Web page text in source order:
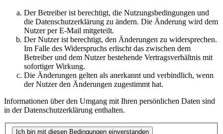
Der Betreiber ist berechtigt, die Nutzungsbedingungen und
die Datenschutzerklärung zu ändern. Die Änderung wird dem
Nutzer per E-Mail mitgeteilt.
Der Nutzer ist berechtigt, den Änderungen zu widersprechen.
Im Falle des Widerspruchs erlischt das zwischen dem
Betreiber und dem Nutzer bestehende Vertragsverhältnis mit
sofortiger Wirkung.
Die Änderungen gelten als anerkannt und verbindlich, wenn
der Nutzer den Änderungen zugestimmt hat.
Informationen über den Umgang mit Ihren persönlichen Daten sind
in der Datenschutzerklärung enthalten.